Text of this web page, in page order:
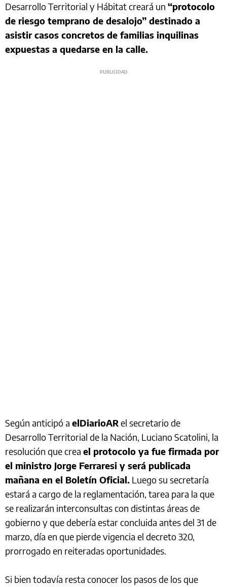
Desarrollo Territorial y Hábitat creará un “protocolo
de riesgo temprano de desalojo” destinado a
asistir casos concretos de familias inquilinas
expuestas a quedarse en la calle.
Según anticipó a elDiarioARel secretario de
Desarrollo Territorial de la Nación, Luciano Scatolini, la
resolución que crea el protocolo ya fue firmada por
el ministro Jorge Ferraresi y será publicada
mañana en el Boletín Oficial. Luego su secretaría
estará a cargo de la reglamentación, tarea para la que
se realizarán interconsultas con distintas áreas de
gobierno y que debería estar concluida antes del 31 de
marzo, día en que pierde vigencia el decreto 320,
prorrogado en reiteradas oportunidades.
Si bien todavía resta conocer los pasos de los que